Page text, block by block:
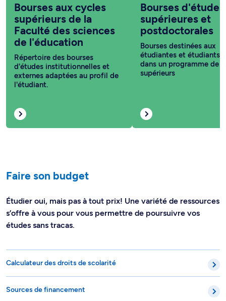
Bourses aux cycles
supérieurs de la
Faculté des sciences
de l'éducation
Répertoire des bourses
d'études institutionnelles et
externes adaptées au profil de
l'étudiant.
Bourses d'études
supérieures et
postdoctorales
Bourses destinées aux
étudiantes et étudiants
dans un programme de
supérieurs
Faire son budget
Étudier oui, mais pas à tout prix! Une variété de ressources
s’offre à vous pour vous permettre de poursuivre vos
études sans tracas.
Calculateur des droits de scolarité
Sources de financement